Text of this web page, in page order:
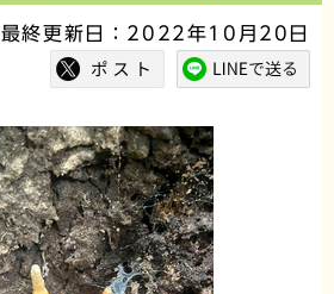
最終更新日：2022年10月20日